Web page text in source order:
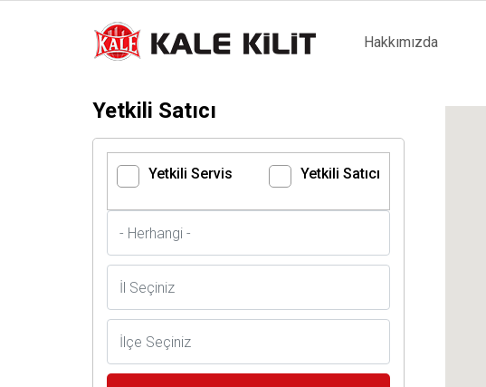
Main
Hakkımızda
Yetkili Satıcı
Yetkili Servis Yetkili Satıcı